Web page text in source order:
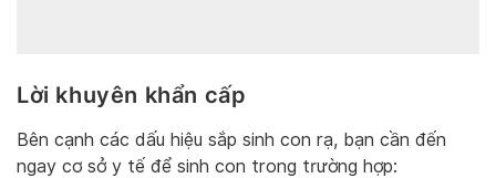
Lời khuyên khẩn cấp
Bên cạnh các dấu hiệu sắp sinh con rạ, bạn cần đến
ngay cơ sở y tế để sinh con trong trường hợp: